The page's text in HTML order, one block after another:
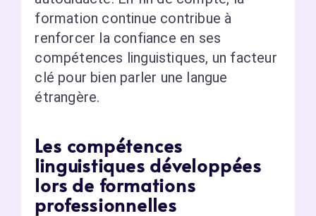
formation continue contribue à
renforcer la confiance en ses
compétences linguistiques, un facteur
clé pour bien parler une langue
étrangère.
Les compétences
linguistiques développées
lors de formations
professionnelles